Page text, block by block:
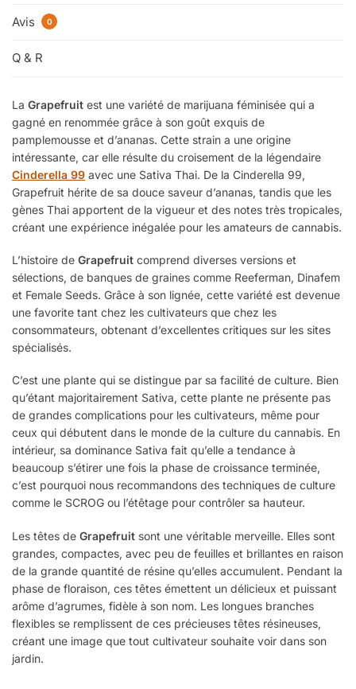
Avis 0
Q & R
La Grapefruit est une variété de marijuana féminisée qui a
gagné en renommée grâce à son goût exquis de
pamplemousse et d’ananas. Cette strain a une origine
intéressante, car elle résulte du croisement de la légendaire
Cinderella 99 avec une Sativa Thai. De la Cinderella 99,
Grapefruit hérite de sa douce saveur d’ananas, tandis que les
gènes Thai apportent de la vigueur et des notes très tropicales,
créant une expérience inégalée pour les amateurs de cannabis.
L’histoire de Grapefruit comprend diverses versions et
sélections, de banques de graines comme Reeferman, Dinafem
et Female Seeds. Grâce à son lignée, cette variété est devenue
une favorite tant chez les cultivateurs que chez les
consommateurs, obtenant d’excellentes critiques sur les sites
spécialisés.
C’est une plante qui se distingue par sa facilité de culture. Bien
qu’étant majoritairement Sativa, cette plante ne présente pas
de grandes complications pour les cultivateurs, même pour
ceux qui débutent dans le monde de la culture du cannabis. En
intérieur, sa dominance Sativa fait qu’elle a tendance à
beaucoup s’étirer une fois la phase de croissance terminée,
c’est pourquoi nous recommandons des techniques de culture
comme le SCROG ou l’étêtage pour contrôler sa hauteur.
Les têtes de Grapefruit sont une véritable merveille. Elles sont
grandes, compactes, avec peu de feuilles et brillantes en raison
de la grande quantité de résine qu’elles accumulent. Pendant la
phase de floraison, ces têtes émettent un délicieux et puissant
arôme d’agrumes, fidèle à son nom. Les longues branches
flexibles se remplissent de ces précieuses têtes résineuses,
créant une image que tout cultivateur souhaite voir dans son
jardin.